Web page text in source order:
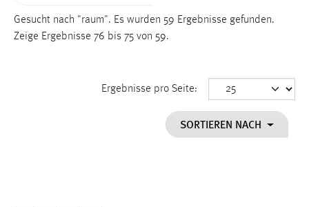
Gesucht nach "raum". Es wurden 59 Ergebnisse gefunden.
Zeige Ergebnisse 76 bis 75 von 59.
Ergebnisse pro Seite:
SORTIEREN NACH
Name:
Dieser Cookie speichert die ausgewählten Einverständnis-